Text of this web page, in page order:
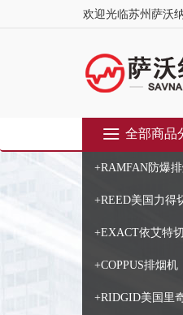
欢迎光临苏州萨沃
全部商品
+RAMFAN防爆
+REED美国力得
+EXACT依艾特
+COPPUS排烟机
+RIDGID美国里